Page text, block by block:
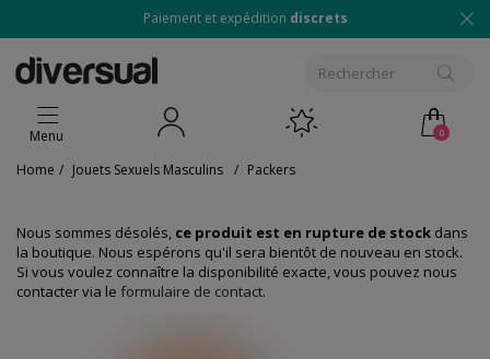
Paiement et expédition discrets
0
Menu
Home / Jouets Sexuels Masculins / Packers
Nous sommes désolés, ce produit est en rupture de stock dans
la boutique. Nous espérons qu'il sera bientôt de nouveau en stock.
Si vous voulez connaître la disponibilité exacte, vous pouvez nous
contacter via le formulaire de contact.